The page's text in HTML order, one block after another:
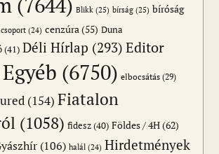
Blikk (25) bírság (25) bíróság
(24) cenzúra(55) Duna
(41) Déli Hírlap (293) Editor
Egyéb (6750) elbocsátás (29)
(154) Fiatalon
(1058) fidesz(40) Földes / 4H(62)
(106) halál (24) Hirdetmények